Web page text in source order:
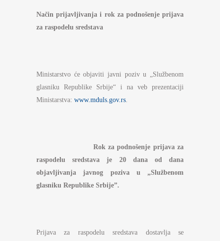
Način prijavljivanja i rok za podnošenje prijava
za raspodelu sredstava
Ministarstvo će objaviti javni poziv u „Službenom
glasniku Republike Srbije“ i na veb prezentaciji
Ministarstva: www.mduls.gov.rs.
Rok za podnošenje prijava za
raspodelu sredstava je 20 dana od dana
objavljivanja javnog poziva u „Službenom
glasniku Republike Srbije”.
Prijava za raspodelu sredstava dostavlja se